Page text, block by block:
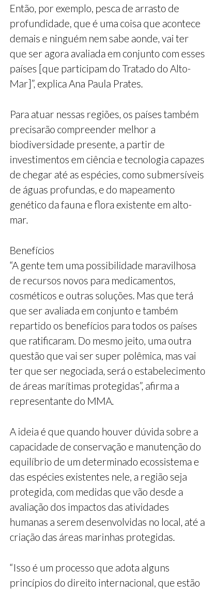
Então, por exemplo, pesca de arrasto de
profundidade, que é uma coisa que acontece
demais e ninguém nem sabe aonde, vai ter
que ser agora avaliada em conjunto com esses
países [que participam do Tratado do Alto-
Mar]”, explica Ana Paula Prates.
Para atuar nessas regiões, os países também
precisarão compreender melhor a
biodiversidade presente, a partir de
investimentos em ciência e tecnologia capazes
de chegar até as espécies, como submersíveis
de águas profundas, e do mapeamento
genético da fauna e flora existente em alto-
mar.
Benefícios
“A gente tem uma possibilidade maravilhosa
de recursos novos para medicamentos,
cosméticos e outras soluções. Mas que terá
que ser avaliada em conjunto e também
repartido os benefícios para todos os países
que ratificaram. Do mesmo jeito, uma outra
questão que vai ser super polêmica, mas vai
ter que ser negociada, será o estabelecimento
de áreas marítimas protegidas”, afirma a
representante do MMA.
A ideia é que quando houver dúvida sobre a
capacidade de conservação e manutenção do
equilíbrio de um determinado ecossistema e
das espécies existentes nele, a região seja
protegida, com medidas que vão desde a
avaliação dos impactos das atividades
humanas a serem desenvolvidas no local, até a
criação das áreas marinhas protegidas.
“Isso é um processo que adota alguns
princípios do direito internacional, que estão